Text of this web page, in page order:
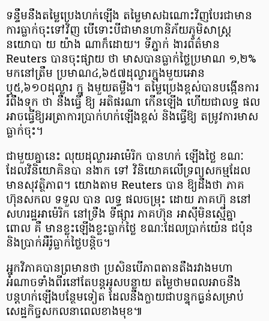
ទន្ទឹមនឹងតម្លៃប្រេងហក់ឡើង តម្លៃមាសឯណោះវិញបែរជាមាន
ការធ្លាក់ចុះទៅវិញ បើទោះបីជាមានហានិភ័យភូមិសាស្ត្រ
នយោបា យ យ៉ាង ណាក៏ដោយ។ ទីភ្នាក់ ងារព័ត៌មាន
Reuters បានចុះផ្សាយ ថា មាសបានធ្លាក់ថ្លៃប្រមាណ ១,២%
មកនៅត្រឹម ប្រមាណ៤,៦៥៧ដុល្លារក្នុងមួយអោន
ឬ៥,៦១០ដុល្លារ ក្នុ ងមួយតម្លឹង។ តម្លៃប្រេងខ្ពស់បានបង្កើនការ
រំពឹងទុក ថា នឹងធ្វើ ឱ្យ អតិផរណា កើនឡើង ហើយជាលទ្ធ ផល
អាចធ្វើឱ្យអត្រាការប្រាក់ហក់ឡើងខ្ពស់ និងធ្វើឱ្យ តម្រូវការមាស
ធ្លាក់ចុះ។
ជាមួយគ្នានេះ លុយដុល្លារអាម៉េរិក បានហក់ ឡើងថ្លៃ ខណៈ
ដែលវិនិយោគិនបា នងាក ទៅ វិនិយោគលើទ្រព្យសកម្មដែល
មានសុវត្ថិភាព។ យោងតាម Reuters បាន ឱ្យដឹងថា ភាគ
ហ៊ុនសកល ទទួល បាន លទ្ធ ផលចម្រុះ ដោយ ភាគហ៊ុ ននៅ
សហរដ្ឋអាម៉េរិក នៅទ្រឹង ទីផ្សារ ភាគហ៊ុន អាស៊ីមិនស្មើគ្នា
ពោល គឺ មានខ្លះឡើងខ្លះធ្លាក់ថ្លៃ ខណៈដែលប្រាក់យ៉េន ជប៉ុន
និងប្រាក់អឺរ៉ូធ្លាក់ថ្លៃបន្តិច។
អ្នកវិភាគបានព្រមានថា ប្រសិនបើភាពតានតឹងរវាងមហា
អំណាចទាំងពីរនៅតែបន្តអូសបន្លាយ តម្លៃថាមពលអាចនឹង
បន្តហក់ឡើងបន្ថែមទៀត ដែលនឹងក្លាយជាបន្ទុកធ្ងន់សម្រាប់
សេដ្ឋកិច្ចសកលនាពេលខាងមុខ៕